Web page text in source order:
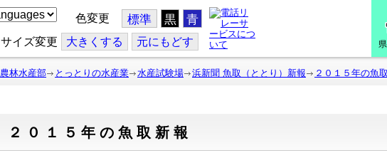
色変更 標準 黒 青
サイズ変更 大きくする 元にもどす
農林水産部 とっとりの水産業 水産試験場 浜新聞 魚取（ととり）新報 ２０１５年の魚
２０１５年の魚取新報